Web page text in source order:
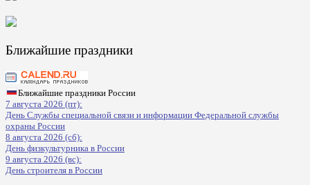
Ближайшие праздники
Ближайшие праздники России
7 августа 2026 (пт):
День Службы специальной связи и информации Федеральной службы
охраны России
8 августа 2026 (сб):
День физкультурника в России
9 августа 2026 (вс):
День строителя в России